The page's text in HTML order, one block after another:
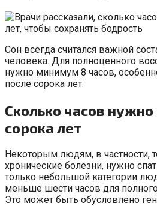
Сон всегда считался важной
человека. Для полноценного
нужно минимум 8 часов,
после сорока лет.
Сколько часов нужно
сорока лет
Некоторым людям, в частности,
хронические болезни, нужно
только небольшой категории
меньше шести часов для
Это может быть обусловлено